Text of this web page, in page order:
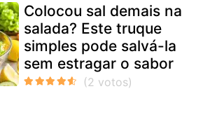
Colocou sal demais na
salada? Este truque
simples pode salvá-la
sem estragar o sabor